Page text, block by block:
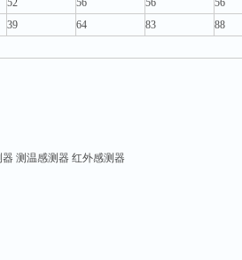
52 56 56
56
39 64 83 88
测温感测器 红外感测器